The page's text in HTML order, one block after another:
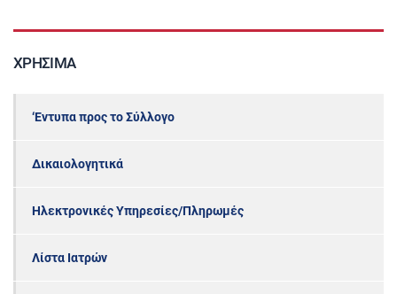
ΧΡΉΣΙΜΑ
‘Εντυπα προς το Σύλλογο
Δικαιολογητικά
Ηλεκτρονικές Υπηρεσίες/Πληρωμές
Λίστα Ιατρών